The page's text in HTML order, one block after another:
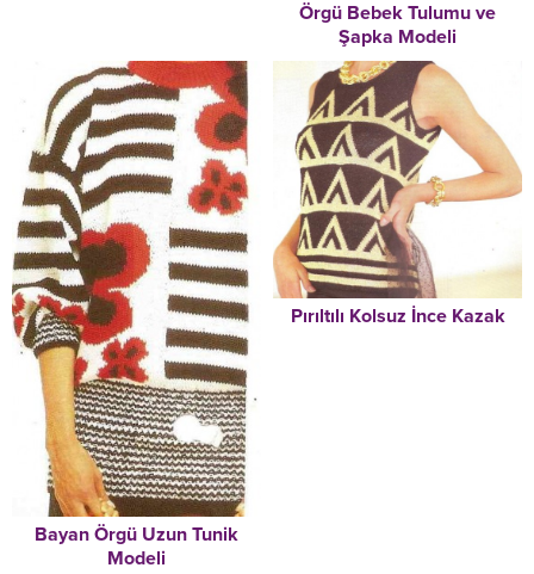
Örgü Bebek Tulumu ve
Şapka Modeli
Bayan Örgü Uzun Tunik
Modeli
Pırıltılı Kolsuz İnce Kazak